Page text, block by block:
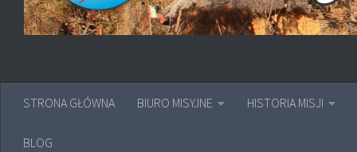
STRONA GŁÓWNA BIURO MISYJNE HISTORIA MISJI
BLOG